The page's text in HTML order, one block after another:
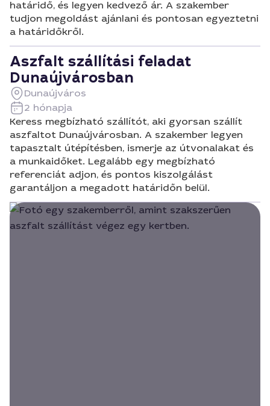
határidő, és legyen kedvező ár. A szakember
tudjon megoldást ajánlani és pontosan egyeztetni
a határidőkről.
Aszfalt szállítási feladat
Dunaújvárosban
Dunaújváros
2 hónapja
Keress megbízható szállítót, aki gyorsan szállít
aszfaltot Dunaújvárosban. A szakember legyen
tapasztalt útépítésben, ismerje az útvonalakat és
a munkaidőket. Legalább egy megbízható
referenciát adjon, és pontos kiszolgálást
garantáljon a megadott határidőn belül.